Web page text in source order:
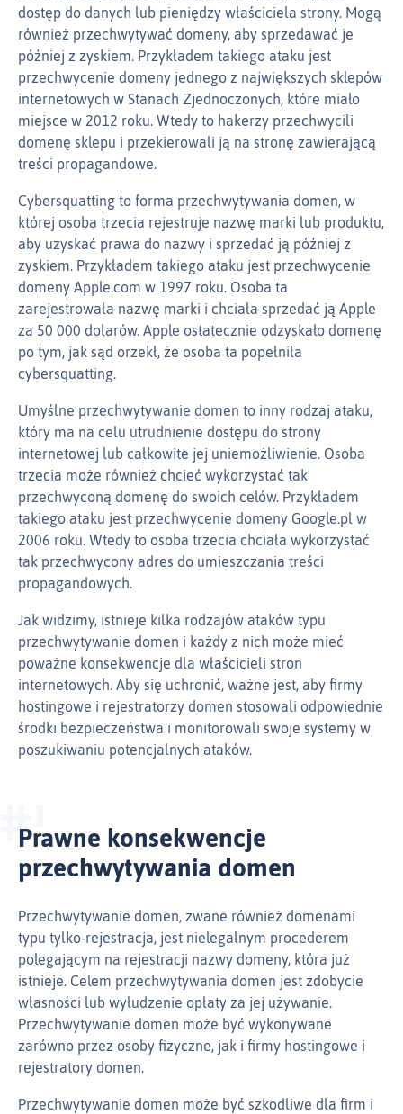
dostęp do danych lub pieniędzy właściciela strony. Mogą
również przechwytywać domeny, aby sprzedawać je
później z zyskiem. Przykładem takiego ataku jest
przechwycenie domeny jednego z największych sklepów
internetowych w Stanach Zjednoczonych, które miało
miejsce w 2012 roku. Wtedy to hakerzy przechwycili
domenę sklepu i przekierowali ją na stronę zawierającą
treści propagandowe.
Cybersquatting to forma przechwytywania domen, w
której osoba trzecia rejestruje nazwę marki lub produktu,
aby uzyskać prawa do nazwy i sprzedać ją później z
zyskiem. Przykładem takiego ataku jest przechwycenie
domeny Apple.com w 1997 roku. Osoba ta
zarejestrowała nazwę marki i chciała sprzedać ją Apple
za 50 000 dolarów. Apple ostatecznie odzyskało domenę
po tym, jak sąd orzekł, że osoba ta popełniła
cybersquatting.
Umyślne przechwytywanie domen to inny rodzaj ataku,
który ma na celu utrudnienie dostępu do strony
internetowej lub całkowite jej uniemożliwienie. Osoba
trzecia może również chcieć wykorzystać tak
przechwyconą domenę do swoich celów. Przykładem
takiego ataku jest przechwycenie domeny Google.pl w
2006 roku. Wtedy to osoba trzecia chciała wykorzystać
tak przechwycony adres do umieszczania treści
propagandowych.
Jak widzimy, istnieje kilka rodzajów ataków typu
przechwytywanie domen i każdy z nich może mieć
poważne konsekwencje dla właścicieli stron
internetowych. Aby się uchronić, ważne jest, aby firmy
hostingowe i rejestratorzy domen stosowali odpowiednie
środki bezpieczeństwa i monitorowali swoje systemy w
poszukiwaniu potencjalnych ataków.
Prawne konsekwencje
przechwytywania domen
Przechwytywanie domen, zwane również domenami
typu tylko-rejestracja, jest nielegalnym procederem
polegającym na rejestracji nazwy domeny, która już
istnieje. Celem przechwytywania domen jest zdobycie
własności lub wyłudzenie opłaty za jej używanie.
Przechwytywanie domen może być wykonywane
zarówno przez osoby fizyczne, jak i firmy hostingowe i
rejestratory domen.
Przechwytywanie domen może być szkodliwe dla firm i